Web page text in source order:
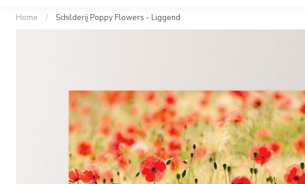
Home / Schilderij Poppy Flowers - Liggend